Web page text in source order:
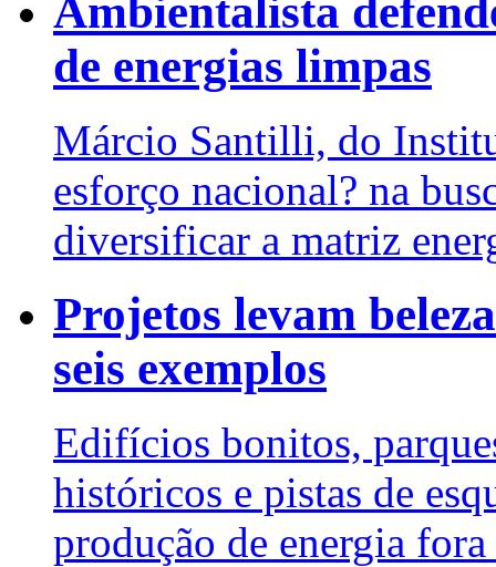
Ambientalista
de energias limpas
Márcio Santilli, do
esforço nacional? na
diversificar a matriz
Projetos levam
seis exemplos
Edifícios bonitos,
históricos e pistas de
produção de energia